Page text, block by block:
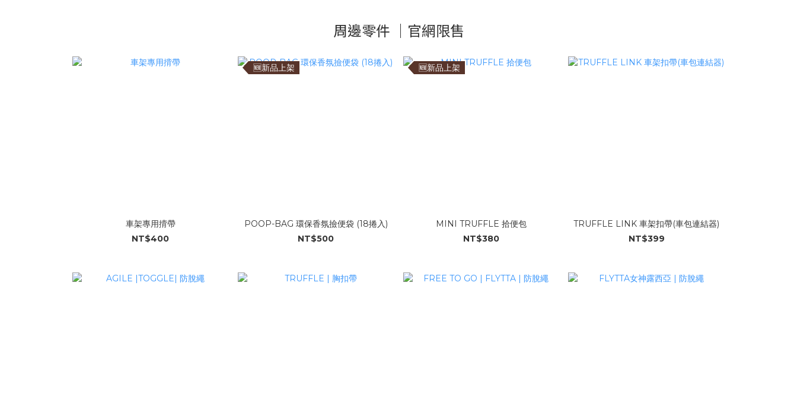
周邊零件 ｜官網限售
車架專用揹帶
NT$400
🆕新品上架
POOP-BAG 環保香氛撿便袋 (18捲入)
NT$500
🆕新品上架
MINI TRUFFLE 拾便包
NT$380
TRUFFLE LINK 車架扣帶(車包連結器)
NT$399